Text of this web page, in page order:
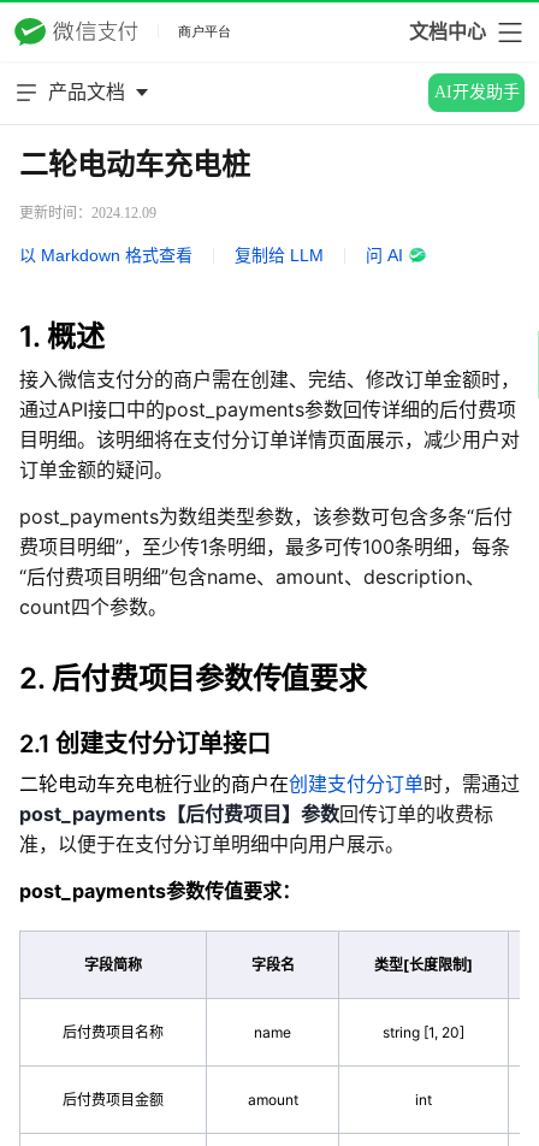
文档中心
产品文档 AI开发助手
二轮电动车充电桩
更新时间：2024.12.09
以 Markdown 格式查看 复制给 LLM 问 AI
1. 概述
接入微信支付分的商户需在创建、完结、修改订单金额时，
通过API接口中的post_payments参数回传详细的后付费项
目明细。该明细将在支付分订单详情页面展示，减少用户对
订单金额的疑问。
post_payments为数组类型参数，该参数可包含多条“后付
费项目明细”，至少传1条明细，最多可传100条明细，每条
“后付费项目明细”包含name、amount、description、
count四个参数。
2. 后付费项目参数传值要求
2.1 创建支付分订单接口
二轮电动车充电桩行业的商户在创建支付分订单时，需通过
post_payments【后付费项目】参数回传订单的收费标
准，以便于在支付分订单明细中向用户展示。
post_payments参数传值要求：
字段简称 字段名 类型[长度限制]
后付费项目名称 name string [1, 20]
后付费项目金额 amount int